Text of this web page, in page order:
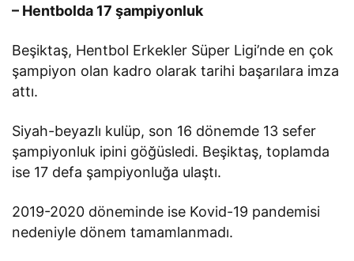
– Hentbolda 17 şampiyonluk
Beşiktaş, Hentbol Erkekler Süper Ligi’nde en çok
şampiyon olan kadro olarak tarihi başarılara imza
attı.
Siyah-beyazlı kulüp, son 16 dönemde 13 sefer
şampiyonluk ipini göğüsledi. Beşiktaş, toplamda
ise 17 defa şampiyonluğa ulaştı.
2019-2020 döneminde ise Kovid-19 pandemisi
nedeniyle dönem tamamlanmadı.